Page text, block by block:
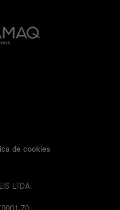
de cookies
LTDA.